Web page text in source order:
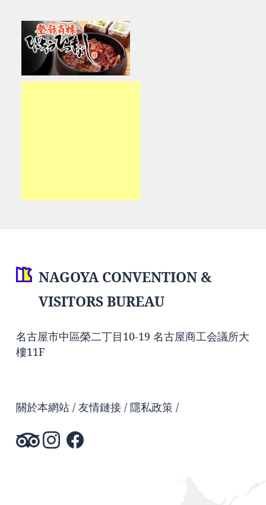
NAGOYA CONVENTION &
VISITORS BUREAU
名古屋市中區榮二丁目10-19 名古屋商工会議所大
樓11F
關於本網站 友情鏈接 隱私政策